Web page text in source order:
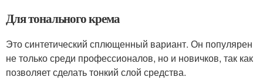
Для тонального крема
Это синтетический сплющенный вариант. Он популярен
не только среди профессионалов, но и новичков, так как
позволяет сделать тонкий слой средства.